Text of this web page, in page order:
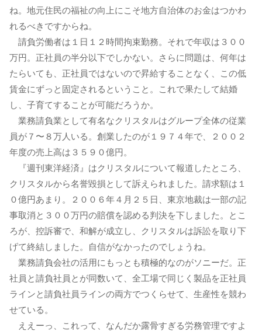
ね。地元住民の福祉の向上にこそ地方自治体のお金はつかわ
れるべきですからね。
請負労働者は１日１２時間拘束勤務。それで年収は３００
万円。正社員の半分以下でしかない。さらに問題は、何年は
たらいても、正社員ではないので昇給することなく、この低
賃金にずっと固定されるということ。これで果たして結婚
し、子育てすることが可能だろうか。
業務請負業として有名なクリスタルはグループ全体の従業
員が７〜８万人いる。創業したのが１９７４年で、２００２
年度の売上高は３５９０億円。
『週刊東洋経済』はクリスタルについて報道したところ、
クリスタルから名誉毀損として訴えられました。請求額は１
０億円あまり。２００６年４月２５日、東京地裁は一部の記
事取消と３００万円の賠償を認める判決を下しました。とこ
ろが、控訴審で、和解が成立し、クリスタルは訴訟を取り下
げて終結しました。自信がなかったのでしょうね。
業務請負会社の活用にもっとも積極的なのがソニーだ。正
社員と請負社員とが同数いて、全工場で同じく製品を正社員
ラインと請負社員ラインの両方でつくらせて、生産性を競わ
せている。
ええーっ、これって、なんだか露骨すぎる労務管理ですよ